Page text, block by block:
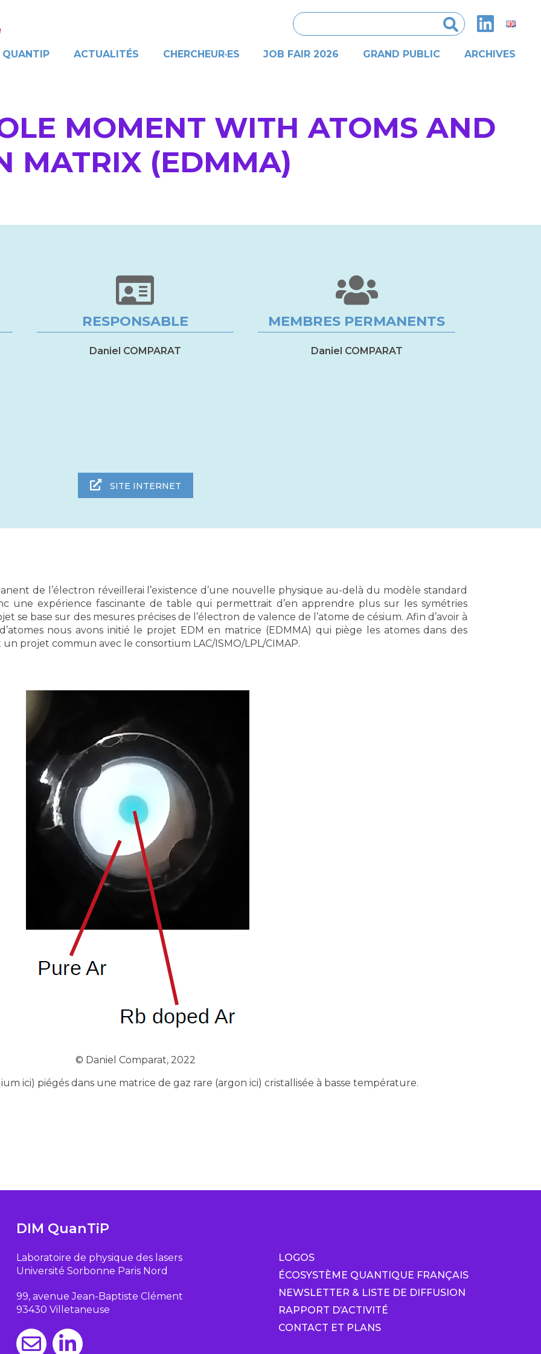
QUANTIP ACTUALITÉS CHERCHEUR·ES JOB FAIR 2026 GRAND PUBLIC ARCHIVES
MOMENT WITH ATOMS AND
MATRIX (EDMMA)
RESPONSABLE
Daniel COMPARAT
MEMBRES PERMANENTS
Daniel COMPARAT
SITE INTERNET
de l’électron réveillerai l’existence d’une nouvelle physique au-delà du modèle standard
une expérience fascinante de table qui permettrait d’en apprendre plus sur les symétries
se base sur des mesures précises de l’électron de valence de l’atome de césium. Afin d’avoir à
nous avons initié le projet EDM en matrice (EDMMA) qui piège les atomes dans des
un projet commun avec le consortium LAC/ISMO/LPL/CIMAP.
© Daniel Comparat, 2022
ici) piégés dans une matrice de gaz rare (argon ici) cristallisée à basse température.
DIM QuanTiP
Laboratoire de physique des lasers
Université Sorbonne Paris Nord
99, avenue Jean-Baptiste Clément
93430 Villetaneuse
LOGOS
ÉCOSYSTÈME QUANTIQUE FRANÇAIS
NEWSLETTER & LISTE DE DIFFUSION
RAPPORT D’ACTIVITÉ
CONTACT ET PLANS